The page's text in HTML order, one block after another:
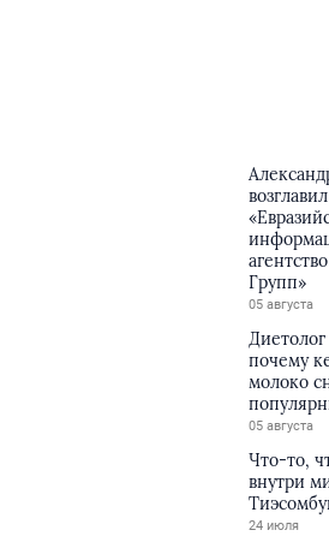
Групп»
05 августа
почему
молоко
05 августа
Что-то,
внутри
24 июля